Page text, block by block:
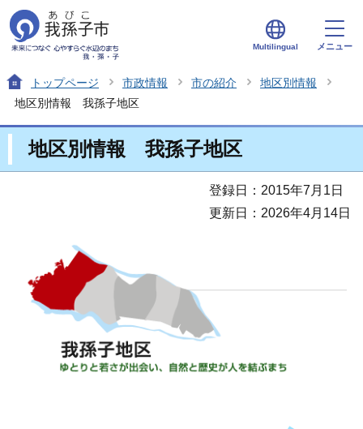
Multilingual メニュー
トップページ 市政情報 市の紹介
地区別情報
地区別情報 我孫子地区
地区別情報 我孫子地区
登録日：2015年7月1日
更新日：2026年4月14日